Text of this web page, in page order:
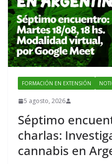
FORMACIÓN EN EXTENSIÓN
5 agosto, 2026
Séptimo
charlas:
cannabis en